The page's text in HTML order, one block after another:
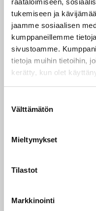
räätälöimiseen,
tukemiseen ja
jaamme sosiaalisen
kumppaneillemme
sivustoamme.
tietoja muihin tietoihin,
kerätty, kun olet
Välttämätön
Mieltymykset
Tilastot
Markkinointi
uunissa tai jauhaa
Kareline-
materiaali on
voidaan kierrättää tai